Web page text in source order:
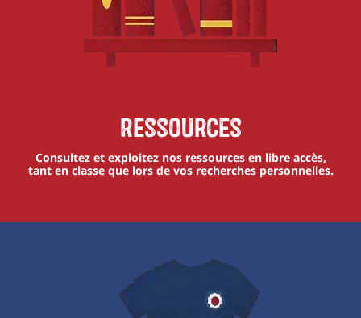
Ressources
Consultez et exploitez nos ressources en libre accès,
tant en classe que lors de vos recherches personnelles.